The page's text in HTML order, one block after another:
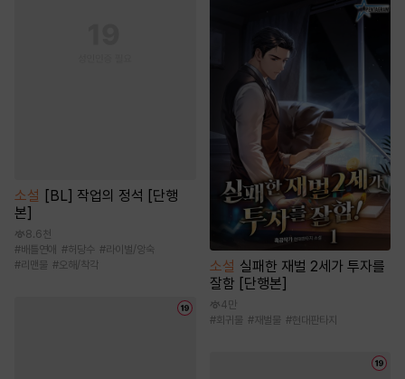
소설 [BL] 작업의 정석 [단행
본]
8.6천
#배틀연애 #허당수 #라이벌/앙숙
#리맨물 #오해/착각 소설 실패한 재벌 2세가 투자를
잘함 [단행본]
4만
#회귀물 #재벌물 #현대판타지